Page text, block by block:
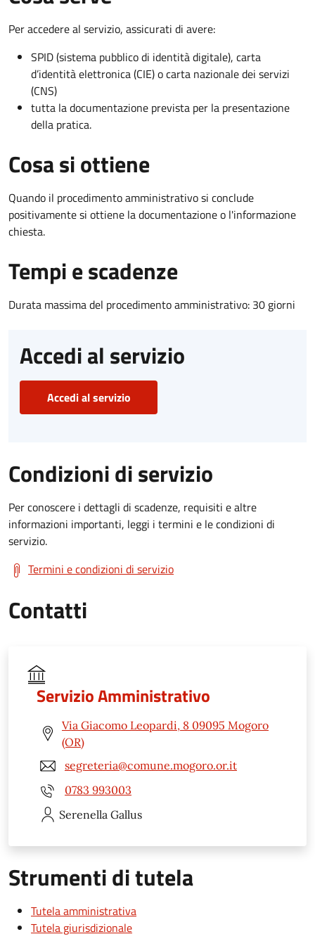
Per accedere al servizio, assicurati di avere:
SPID (sistema pubblico di identità digitale), carta
d’identità elettronica (CIE) o carta nazionale dei servizi
(CNS)
tutta la documentazione prevista per la presentazione
della pratica.
Cosa si ottiene
Quando il procedimento amministrativo si conclude
positivamente si ottiene la documentazione o l'informazione
chiesta.
Tempi e scadenze
Durata massima del procedimento amministrativo: 30 giorni
Accedi al servizio
Accedi al servizio
Condizioni di servizio
Per conoscere i dettagli di scadenze, requisiti e altre
informazioni importanti, leggi i termini e le condizioni di
servizio.
Termini e condizioni di servizio
Contatti
Servizio Amministrativo
Via Giacomo Leopardi, 8 09095 Mogoro
(OR)
segreteria@comune.mogoro.or.it
0783 993003
Serenella Gallus
Strumenti di tutela
Tutela amministrativa
Tutela giurisdizionale